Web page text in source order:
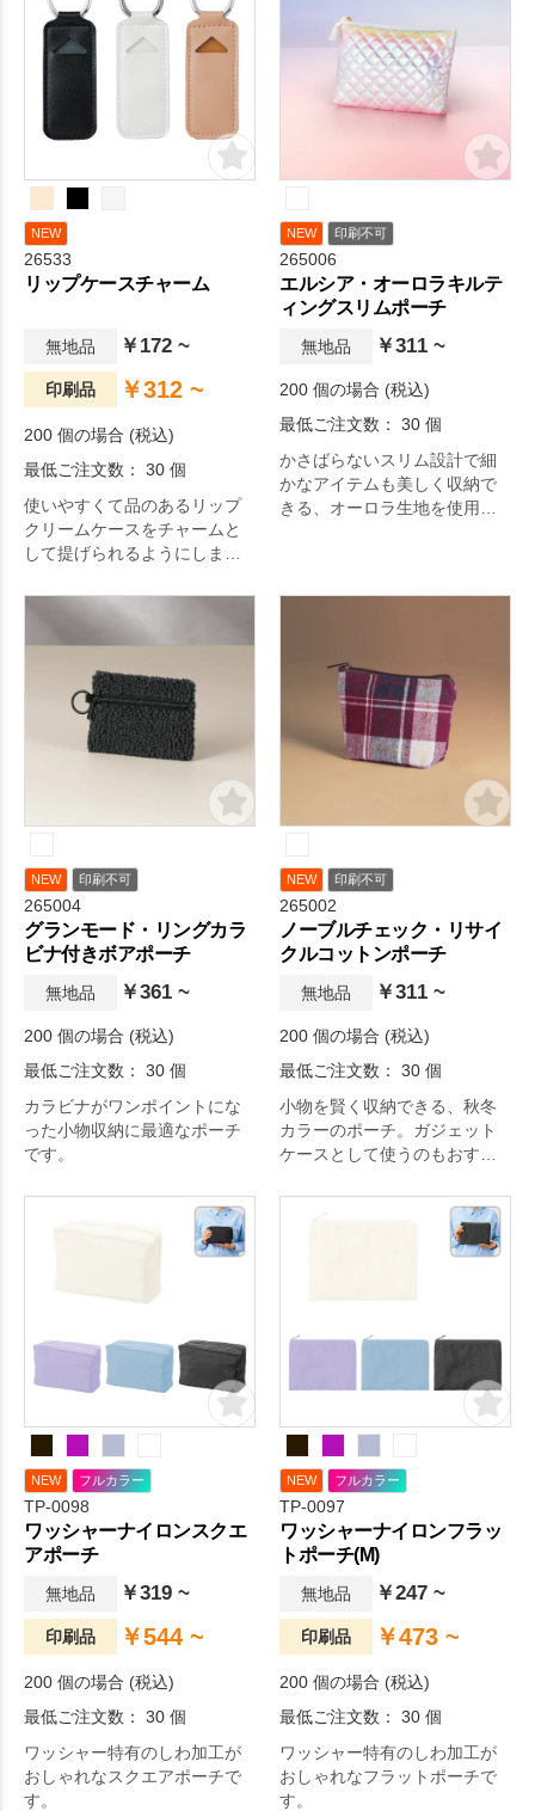
NEW
26533
リップケースチャーム
無地品 ￥172 ~
印刷品 ￥312 ~
200 個の場合 (税込)
最低ご注文数： 30 個
使いやすくて品のあるリップ
クリームケースをチャームと
して提げられるようにしまし
NEW 印刷不可
265006
エルシア・オーロラキルテ
ィングスリムポーチ
無地品 ￥311 ~
200 個の場合 (税込)
最低ご注文数： 30 個
かさばらないスリム設計で細
かなアイテムも美しく収納で
きる、オーロラ生地を使用し
NEW 印刷不可
265004
グランモード・リングカラ
ビナ付きボアポーチ
無地品 ￥361 ~
200 個の場合 (税込)
最低ご注文数： 30 個
カラビナがワンポイントにな
った小物収納に最適なポーチ
です。
NEW 印刷不可
265002
ノーブルチェック・リサイ
クルコットンポーチ
無地品 ￥311 ~
200 個の場合 (税込)
最低ご注文数： 30 個
小物を賢く収納できる、秋冬
カラーのポーチ。ガジェット
ケースとして使うのもおすす
NEW フルカラー
TP-0098
ワッシャーナイロンスクエ
アポーチ
無地品 ￥319 ~
印刷品 ￥544 ~
200 個の場合 (税込)
最低ご注文数： 30 個
ワッシャー特有のしわ加工が
おしゃれなスクエアポーチで
す。
NEW フルカラー
TP-0097
ワッシャーナイロンフラッ
トポーチ(M)
無地品 ￥247 ~
印刷品 ￥473 ~
200 個の場合 (税込)
最低ご注文数： 30 個
ワッシャー特有のしわ加工が
おしゃれなフラットポーチで
す。